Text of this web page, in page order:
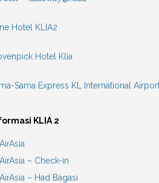
Hotel KLIA2
Hotel Klia
Sama Express KL International
KLIA 2
AirAsia
AirAsia – Check-in
AirAsia – Had Bagasi